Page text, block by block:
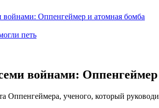
войнами: Оппенгеймер и атомная бомба
петь
войнами: Оппенгеймер
Оппенгеймера, ученого, который